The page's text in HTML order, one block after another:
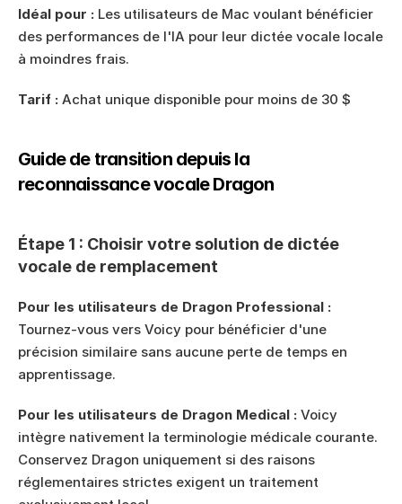
Idéal pour : Les utilisateurs de Mac voulant bénéficier
des performances de l'IA pour leur dictée vocale locale
à moindres frais.
Tarif : Achat unique disponible pour moins de 30 $
Guide de transition depuis la
reconnaissance vocale Dragon
Étape 1 : Choisir votre solution de dictée
vocale de remplacement
Pour les utilisateurs de Dragon Professional :
Tournez-vous vers Voicy pour bénéficier d'une
précision similaire sans aucune perte de temps en
apprentissage.
Pour les utilisateurs de Dragon Medical : Voicy
intègre nativement la terminologie médicale courante.
Conservez Dragon uniquement si des raisons
réglementaires strictes exigent un traitement